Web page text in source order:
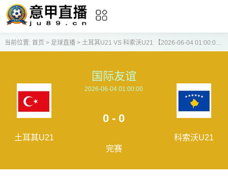
当前位置: 首页 > 足球直播> 土耳其U21 VS 科索沃U21 【2026-06-04 01:00:00】
土耳其U21
国际友谊
2026-06-04 01:00:00
0 - 0
完赛
科索沃U21